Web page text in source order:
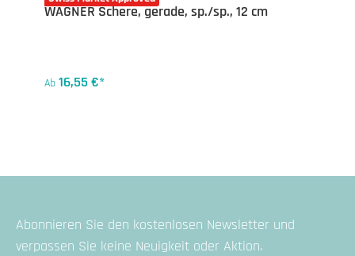
WAGNER Schere, gerade, sp./sp., 12 cm
Ab 16,55 €*
Abonnieren Sie den kostenlosen Newsletter und
verpassen Sie keine Neuigkeit oder Aktion.